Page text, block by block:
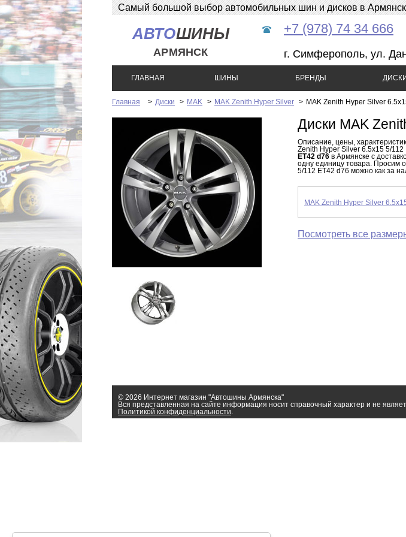
Самый большой выбор автомобильных шин и дисков в
АВТОШИНЫ
АРМЯНСК
+7 (978) 74 34 666
г. Симферополь, ул.
ГЛАВНАЯ ШИНЫ БРЕНДЫ ДИСКИ
Главная > Диски > MAK > MAK Zenith Hyper Silver > MAK Zenith Hyper Silver
Диски MAK
Описание, цены,
Zenith Hyper Silver 6.5x15 5/
ET42 d76 в Армянске с
одну единицу товара. Просим
5/112 ET42 d76 можно как за
MAK Zenith Hyper Silver
Посмотреть все
© 2026 Интернет магазин "Автошины Армянска"
Вся представленная на сайте информация носит справочный характер и не
Политикой конфиденциальности.